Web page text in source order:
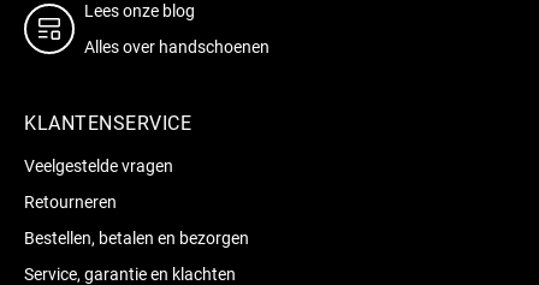
Lees onze blog
Alles over handschoenen
KLANTENSERVICE
Veelgestelde vragen
Retourneren
Bestellen, betalen en bezorgen
Service, garantie en klachten